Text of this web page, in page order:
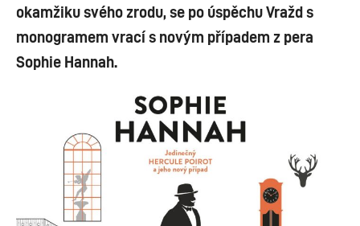
okamžiku svého zrodu, se po úspěchu Vražd s
monogramem vrací s novým případem z pera
Sophie Hannah.